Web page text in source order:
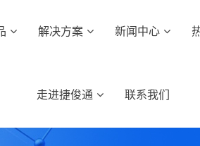
解决方案 新闻中心
走进捷俊通 联系我们